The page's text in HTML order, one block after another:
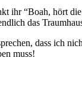
ihr “Boah, hört
das
dass ich
muss!